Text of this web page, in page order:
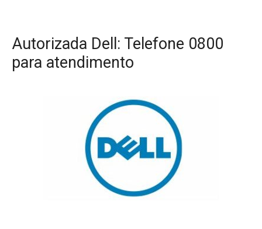
Autorizada Dell: Telefone 0800
para atendimento